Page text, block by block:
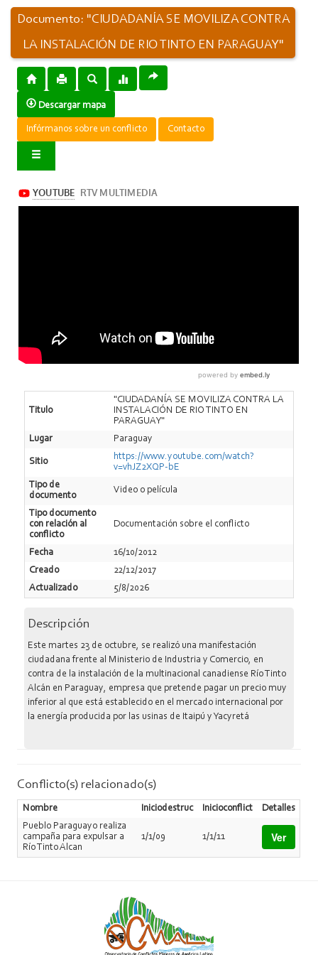
Documento: "CIUDADANÍA SE MOVILIZA CONTRA
LA INSTALACIÓN DE RIO TINTO EN PARAGUAY"
Descargar mapa
Infórmanos sobre un conflicto Contacto
Titulo
"CIUDADANÍA SE MOVILIZA CONTRA LA
INSTALACIÓN DE RIO TINTO EN
PARAGUAY"
Lugar
Paraguay
Sitio
https://www.youtube.com/watch?
v=vhJZ2XQP-bE
Tipo de
documento
Video o película
Tipo documento
con relación al
conflicto
Documentación sobre el conflicto
Fecha
16/10/2012
Creado
22/12/2017
Actualizado
5/8/2026
Descripción
Este martes 23 de octubre, se realizó una manifestación
ciudadana frente al Ministerio de Industria y Comercio, en
contra de la instalación de la multinacional canadiense Río Tinto
Alcán en Paraguay, empresa que pretende pagar un precio muy
inferior al que está establecido en el mercado internacional por
la energía producida por las usinas de Itaipú y Yacyretá
Conflicto(s) relacionado(s)
Nombre Iniciodestruc Inicioconflict
Detalles
Pueblo Paraguayo realiza
campaña para expulsar a
Río Tinto Alcan
1/1/09 1/1/11 Ver